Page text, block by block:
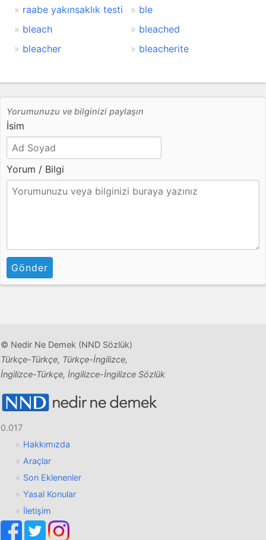
raabe yakınsaklık testi
ble
bleach
bleached
bleacher
bleacherite
Yorumunuzu ve bilginizi paylaşın
İsim
Yorum / Bilgi
Gönder
© Nedir Ne Demek (NND Sözlük)
Türkçe-Türkçe, Türkçe-İngilizce,
İngilizce-Türkçe, İngilizce-İngilizce Sözlük
0.017
Hakkımızda
Araçlar
Son Eklenenler
Yasal Konular
İletişim